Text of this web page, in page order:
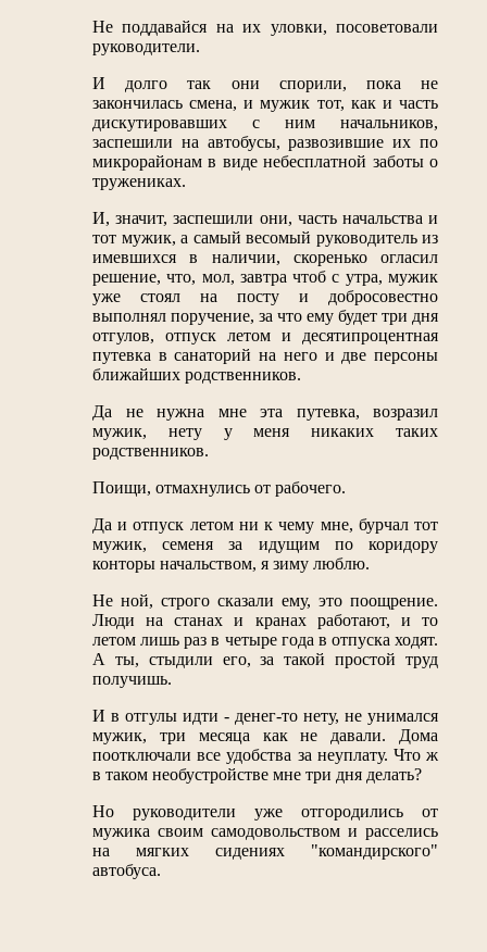
Не поддавайся на их уловки, посоветовали
руководители.
И долго так они спорили, пока не
закончилась смена, и мужик тот, как и часть
дискутировавших с ним начальников,
заспешили на автобусы, развозившие их по
микрорайонам в виде небесплатной заботы о
тружениках.
И, значит, заспешили они, часть начальства и
тот мужик, а самый весомый руководитель из
имевшихся в наличии, скоренько огласил
решение, что, мол, завтра чтоб с утра, мужик
уже стоял на посту и добросовестно
выполнял поручение, за что ему будет три дня
отгулов, отпуск летом и десятипроцентная
путевка в санаторий на него и две персоны
ближайших родственников.
Да не нужна мне эта путевка, возразил
мужик, нету у меня никаких таких
родственников.
Поищи, отмахнулись от рабочего.
Да и отпуск летом ни к чему мне, бурчал тот
мужик, семеня за идущим по коридору
конторы начальством, я зиму люблю.
Не ной, строго сказали ему, это поощрение.
Люди на станах и кранах работают, и то
летом лишь раз в четыре года в отпуска ходят.
А ты, стыдили его, за такой простой труд
получишь.
И в отгулы идти - денег-то нету, не унимался
мужик, три месяца как не давали. Дома
поотключали все удобства за неуплату. Что ж
в таком необустройстве мне три дня делать?
Но руководители уже отгородились от
мужика своим самодовольством и расселись
на мягких сидениях "командирского"
автобуса.